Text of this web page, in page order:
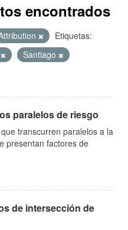
encontrados
Etiquetas:
Santiago
paralelos de riesgo
transcurren paralelos a la
presentan factores de
de intersección de